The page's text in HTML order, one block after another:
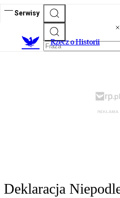
Serwisy
Rzecz o Historii
Deklaracja